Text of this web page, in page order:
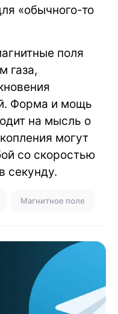
«обычного-то
поля
газа,
Форма и мощь
на мысль о
могут
со скоростью
секунду.
Магнитное поле